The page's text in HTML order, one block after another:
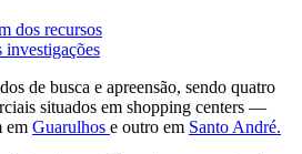
dos recursos
investigações
de busca e apreensão, sendo quatro
situados em shopping centers —
em Guarulhos e outro em Santo André.